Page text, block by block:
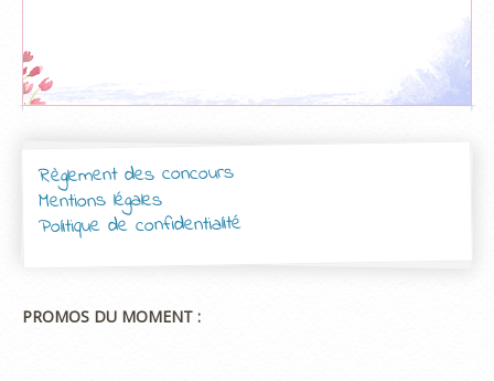
Règlement des concours
Mentions légales
Politique de confidentialité
PROMOS DU MOMENT :